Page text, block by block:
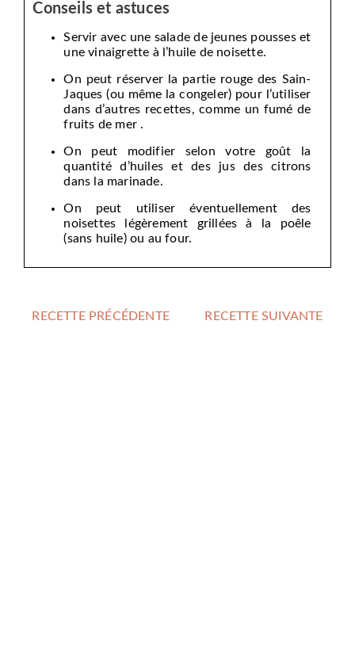
Conseils et astuces
Servir avec une salade de jeunes pousses et
une vinaigrette à l’huile de noisette.
On peut réserver la partie rouge des Sain-
Jaques (ou même la congeler) pour l’utiliser
dans d’autres recettes, comme un fumé de
fruits de mer .
On peut modifier selon votre goût la
quantité d’huiles et des jus des citrons
dans la marinade.
On peut utiliser éventuellement des
noisettes légèrement grillées à la poêle
(sans huile) ou au four.
RECETTE PRÉCÉDENTE RECETTE SUIVANTE